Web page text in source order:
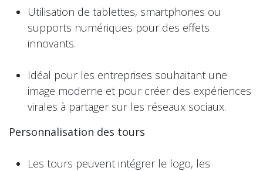
Utilisation de tablettes, smartphones ou
supports numériques pour des effets
innovants.
Idéal pour les entreprises souhaitant une
image moderne et pour créer des expériences
virales à partager sur les réseaux sociaux.
Personnalisation des tours
Les tours peuvent intégrer le logo, les